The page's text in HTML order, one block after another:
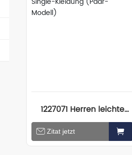
1227071 Herren leichte
Single-Kleidung (Paar-
Modell)
Zitat jetzt